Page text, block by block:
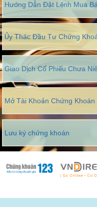
Hướng Dẫn Đặt Lệnh Mua
Ủy Thác Đầu Tư Chứng
Giao Dịch Cổ Phiếu Chưa
Mở Tài Khoản Chứng Khoán
Lưu ký chứng khoán